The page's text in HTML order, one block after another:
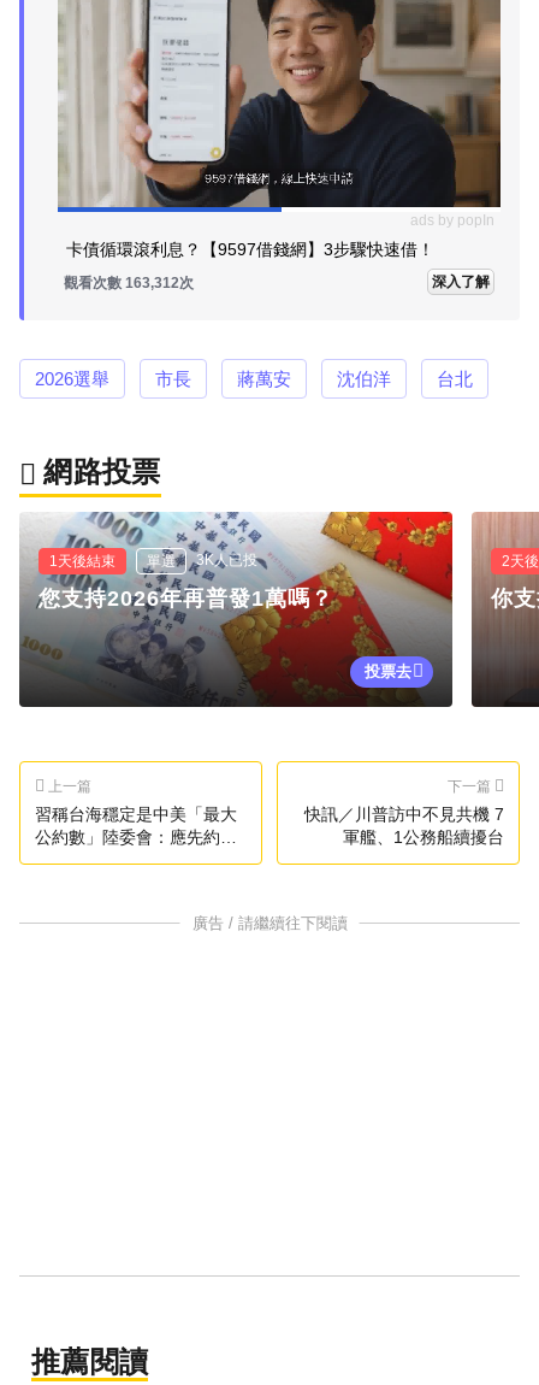
ads by popIn
卡債循環滾利息？【9597借錢網】3步驟快速借！
觀看次數 163,312次 深入了解
2026選舉 市長 蔣萬安 沈伯洋 台北
網路投票
1天後結束 單選 3K人已投
您支持2026年再普發1萬嗎？
投票去
2天
你
上一篇
習稱台海穩定是中美「最大
公約數」陸委會：應先約束
對台威脅
下一篇
快訊／川普訪中不見共機 7
軍艦、1公務船續擾台
廣告 / 請繼續往下閱讀
推薦閱讀